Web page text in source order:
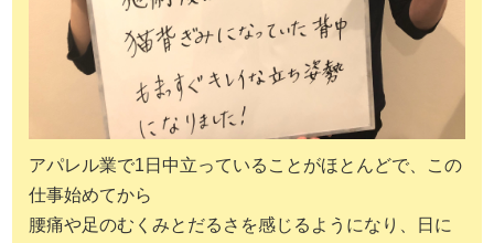
アパレル業で1日中立っていることがほとんどで、この
仕事始めてから
腰痛や足のむくみとだるさを感じるようになり、日に